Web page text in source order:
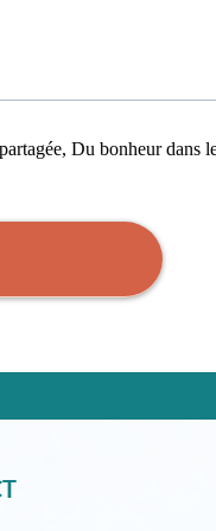
Du bonheur dans